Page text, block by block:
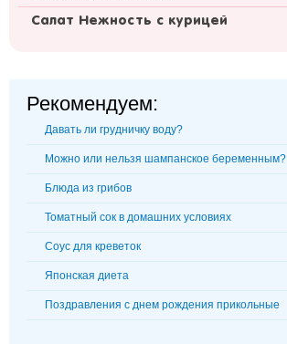
Салат Нежность с курицей
Рекомендуем:
Давать ли грудничку воду?
Можно или нельзя шампанское беременным?
Блюда из грибов
Томатный сок в домашних условиях
Соус для креветок
Японская диета
Поздравления с днем рождения прикольные